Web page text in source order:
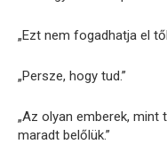
„Ezt nem fogadhatja el
„Persze, hogy tud.”
„Az olyan emberek, mint
maradt belőlük.”